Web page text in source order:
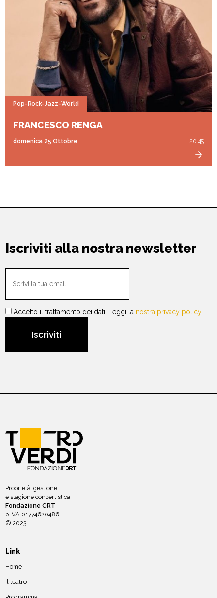
Pop-Rock-Jazz-World
FRANCESCO RENGA
domenica 25 Ottobre 20:45
Iscriviti alla nostra newsletter
Accetto il trattamento dei dati. Leggi la nostra privacy policy
Proprietà, gestione
e stagione concertistica:
Fondazione ORT
p.IVA 01774620486
© 2023
Link
Home
Il teatro